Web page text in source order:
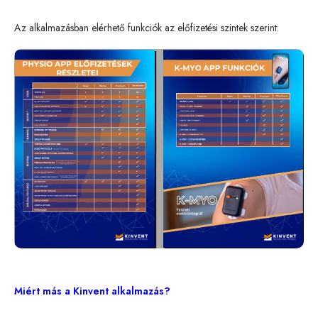
Az alkalmazásban elérhető funkciók az előfizetési szintek szerint:
Miért más a Kinvent alkalmazás?